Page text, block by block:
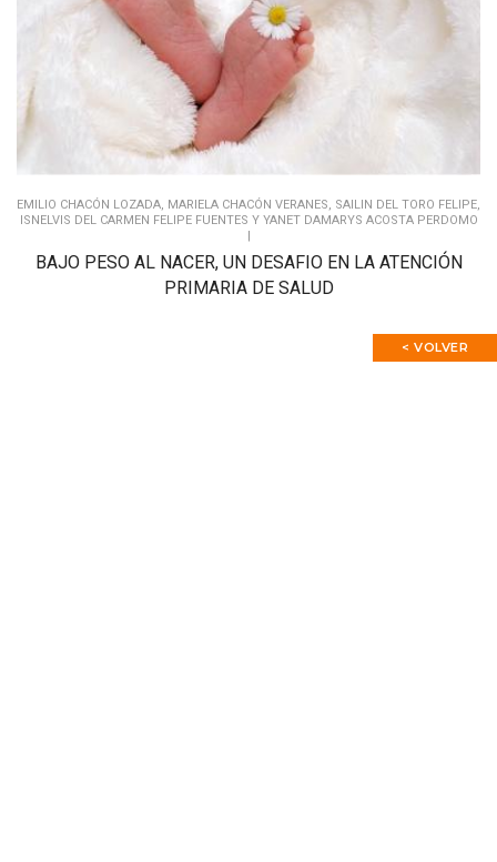
EMILIO CHACÓN LOZADA, MARIELA CHACÓN VERANES, SAILIN DEL TORO FELIPE,
ISNELVIS DEL CARMEN FELIPE FUENTES Y YANET DAMARYS ACOSTA PERDOMO
|
BAJO PESO AL NACER, UN DESAFIO EN LA ATENCIÓN
PRIMARIA DE SALUD
< VOLVER